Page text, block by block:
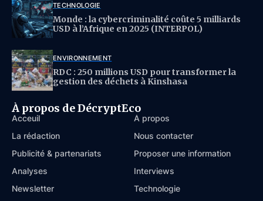
TECHNOLOGIE
Monde : la cybercriminalité coûte 5 milliards
USD à l’Afrique en 2025 (INTERPOL)
ENVIRONNEMENT
RDC : 250 millions USD pour transformer la
gestion des déchets à Kinshasa
À propos de DécryptEco
Acceuil
À propos
La rédaction
Nous contacter
Publicité & partenariats
Proposer une information
Analyses
Interviews
Newsletter
Technologie